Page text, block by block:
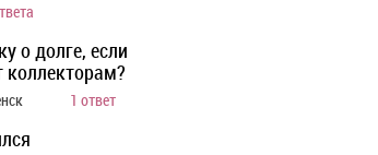
о долге, если
коллекторам?
1 ответ